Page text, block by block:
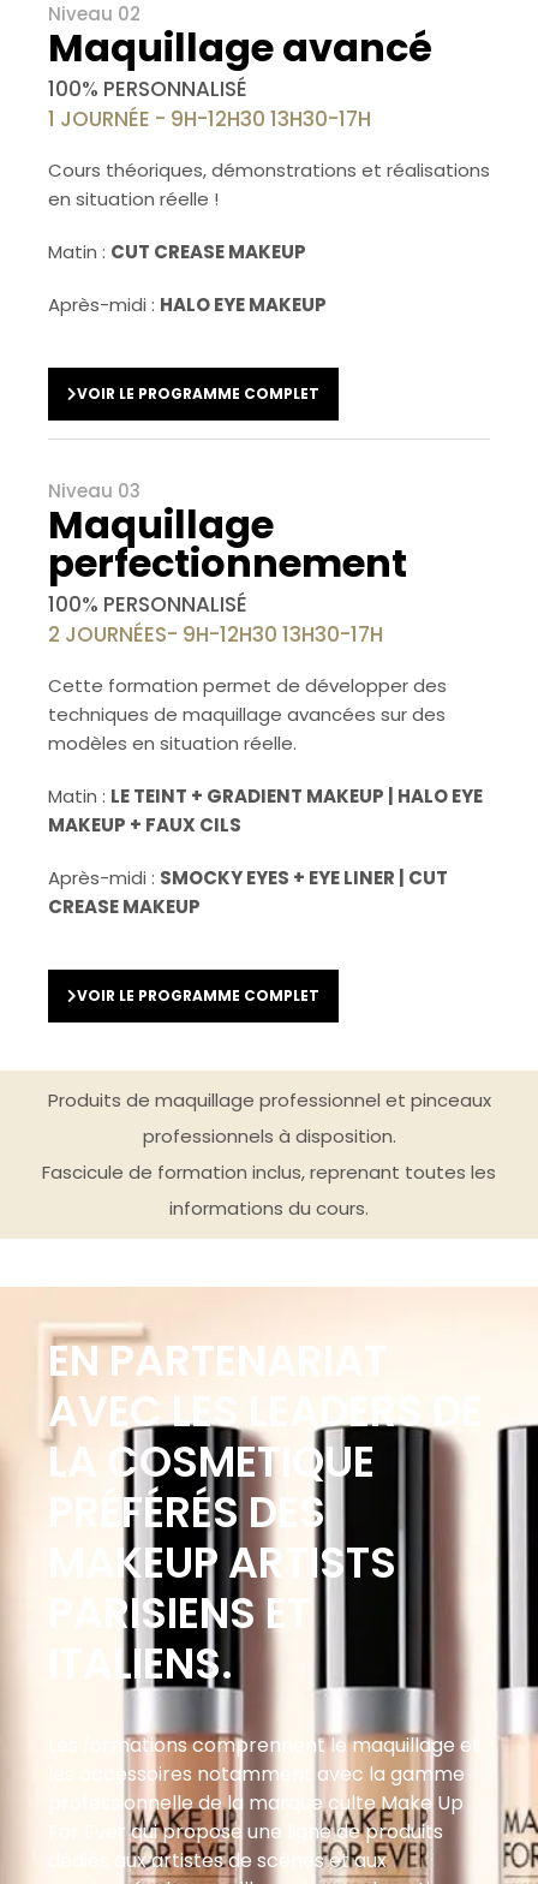
Niveau 02
Maquillage avancé
100% PERSONNALISÉ
1 JOURNÉE - 9H-12H30 13H30-17H
Cours théoriques, démonstrations et réalisations
en situation réelle !
Matin : CUT CREASE MAKEUP
Après-midi : HALO EYE MAKEUP
VOIR LE PROGRAMME COMPLET
Niveau 03
Maquillage
perfectionnement
100% PERSONNALISÉ
2 JOURNÉES- 9H-12H30 13H30-17H
Cette formation permet de développer des
techniques de maquillage avancées sur des
modèles en situation réelle.
Matin : LE TEINT + GRADIENT MAKEUP | HALO EYE
MAKEUP + FAUX CILS
Après-midi : SMOCKY EYES + EYE LINER | CUT
CREASE MAKEUP
VOIR LE PROGRAMME COMPLET
Produits de maquillage professionnel et pinceaux
professionnels à disposition.
Fascicule de formation inclus, reprenant toutes les
informations du cours.
EN PARTENARIAT
AVEC LES LEADERS DE
LA COSMETIQUE
PRÉFÉRÉS DES
MAKEUP ARTISTS
PARISIENS ET
ITALIENS.
Les formations comprennent le maquillage et
les accessoires notamment avec la gamme
professionnelle de la marque culte Make Up
For Ever qui propose une ligne de produits
dédiés aux artistes de scènes et aux